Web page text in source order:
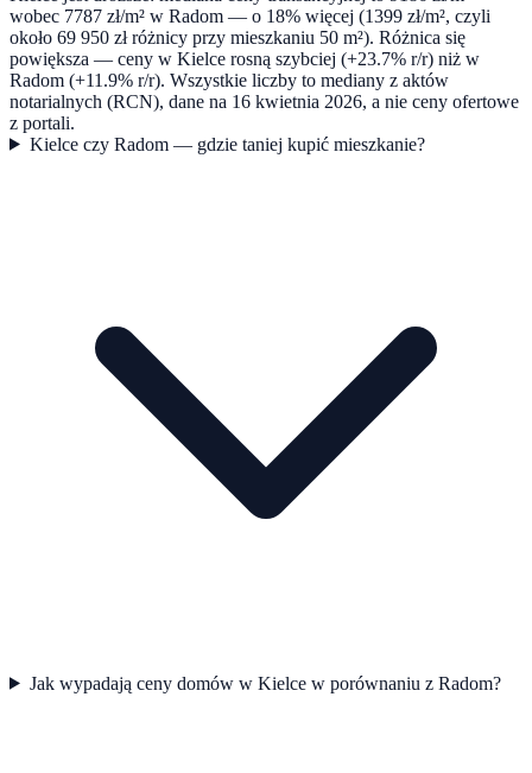
wobec 7787 zł/m² w Radom — o 18% więcej (1399 zł/m², czyli
około 69 950 zł różnicy przy mieszkaniu 50 m²). Różnica się
powiększa — ceny w Kielce rosną szybciej (+23.7% r/r) niż w
Radom (+11.9% r/r). Wszystkie liczby to mediany z aktów
notarialnych (RCN), dane na 16 kwietnia 2026, a nie ceny ofertowe
z portali.
Kielce czy Radom — gdzie taniej kupić mieszkanie?
Jak wypadają ceny domów w Kielce w porównaniu z Radom?